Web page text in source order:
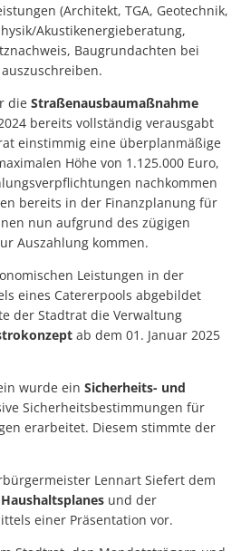
(Architekt, TGA, Geotechnik,
Akustikenergieberatung,
Baugrundachten bei
die Straßenausbaumaßnahme
bereits vollständig verausgabt
einstimmig eine überplanmäßige
Höhe von 1.125.000 Euro,
nachkommen
bereits in der Finanzplanung für
nun aufgrund des zügigen
Auszahlung kommen.
Leistungen in der
eines Catererpools abgebildet
der Stadtrat die Verwaltung
ab dem 01. Januar 2025
wurde ein Sicherheits- und
Sicherheitsbestimmungen für
erarbeitet. Diesem stimmte der
Lennart Siefert dem
Haushaltsplanes und der
einer Präsentation vor.